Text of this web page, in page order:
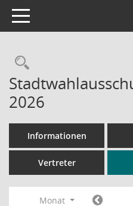
Toggle navigation
2026
Informationen
Vertreter
Monat